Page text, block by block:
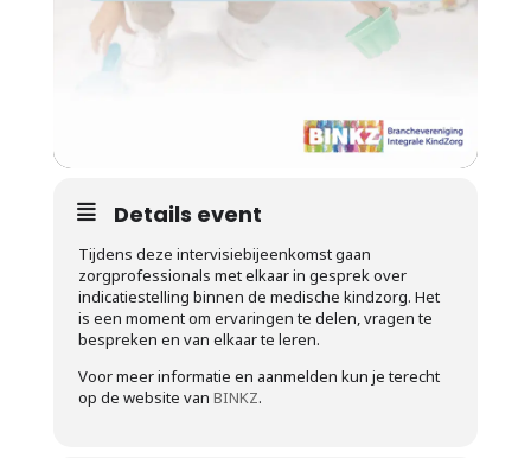
Details event
Tijdens deze intervisiebijeenkomst gaan
zorgprofessionals met elkaar in gesprek over
indicatiestelling binnen de medische kindzorg. Het
is een moment om ervaringen te delen, vragen te
bespreken en van elkaar te leren.
Voor meer informatie en aanmelden kun je terecht
op de website van BINKZ.